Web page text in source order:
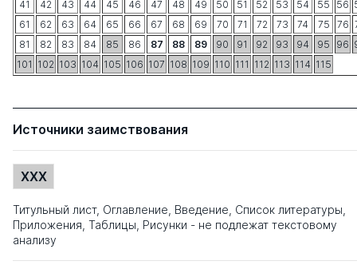
41 42 43 44 45 46 47 48 49 50 51 52 53 54 55 56
61
62 63 64 65 66 67 68 69 70 71 72 73 74 75 76
81
82 83 84 85 86 87 88 89 90 91 92 93 94 95 96
101 102 103 104 105 106 107 108 109 110 111 112 113 114 115
Источники заимствования
XXX
Титульный лист, Оглавление, Введение, Список литературы,
Приложения, Таблицы, Рисунки - не подлежат текстовому
анализу